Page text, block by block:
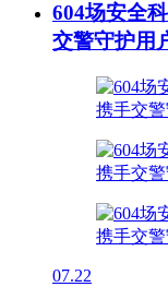
604场安全
交警守护用
07.22